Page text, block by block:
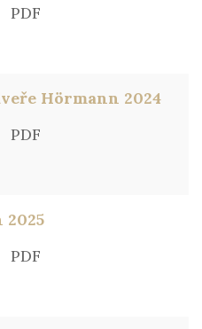
PDF
Hörmann 2024
PDF
PDF